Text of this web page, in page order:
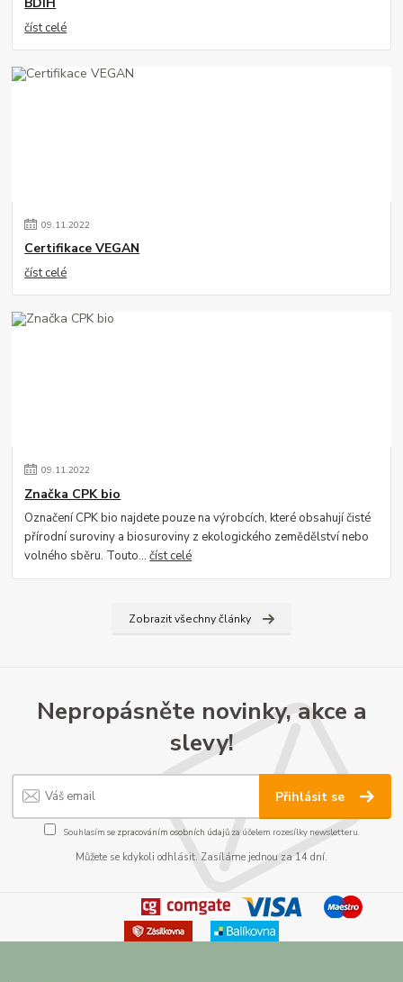
číst celé
09.11.2022
Certifikace VEGAN
číst celé
09.11.2022
Značka CPK bio
Označení CPK bio najdete pouze na výrobcích, které obsahují čisté
přírodní suroviny a biosuroviny z ekologického zemědělství nebo
volného sběru. Touto...číst celé
Zobrazit všechny články
Nepropásněte novinky, akce a
slevy!
Přihlásit se
Souhlasím se zpracováním osobních údajůza účelem rozesílky newsletteru.
Můžete se kdykoli odhlásit. Zasíláme jednou za 14 dní.